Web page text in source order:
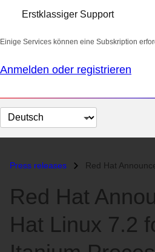
Erstklassiger Support
Einige Services können eine Subskription
Anmelden oder registrieren
Sprache
auswählen
Press releases Red Hat Announces Red
Red Hat
Hat Linux 7.2